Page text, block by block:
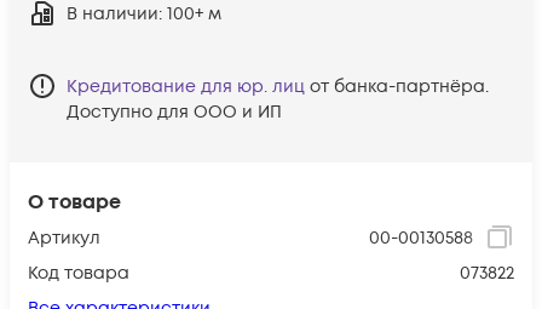
О товаре
Артикул
00-00130588
Код товара
073822
В наличии: 100+ м
Кредитование для юр. лиц от банка-партнёра.
Доступно для ООО и ИП